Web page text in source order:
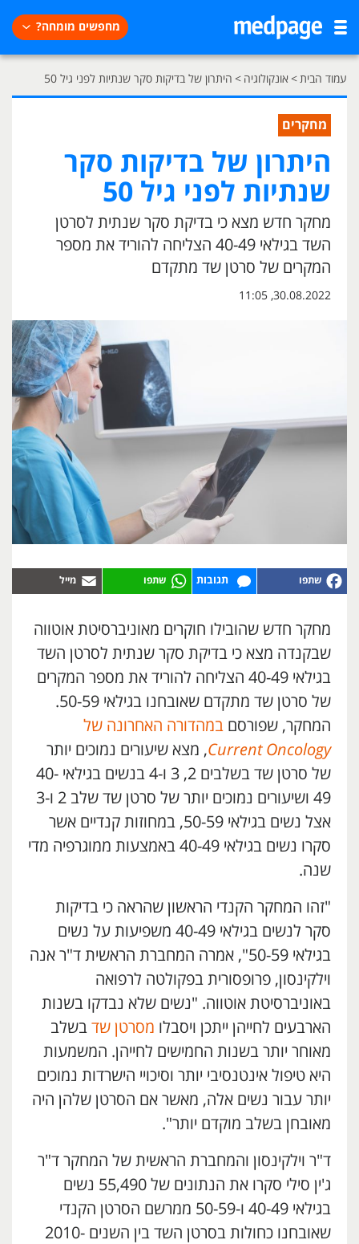
מחפשים מומחה?
עמוד הבית> אונקולוגיה > היתרון של בדיקות סקר שנתיות לפני גיל 50
מחקרים
היתרון של בדיקות סקר
שנתיות לפני גיל 50
מחקר חדש מצא כי בדיקת סקר שנתית לסרטן
השד בגילאי 40-49 הצליחה להוריד את מספר
המקרים של סרטן שד מתקדם
30.08.2022, 11:05
תגובות
מחקר חדש שהובילו חוקרים מאוניברסיטת אוטווה
שבקנדה מצא כי בדיקת סקר שנתית לסרטן השד
בגילאי 40-49 הצליחה להוריד את מספר המקרים
של סרטן שד מתקדם שאובחנו בגילאי 50-59.
המחקר, שפורסם במהדורה האחרונה של
Current Oncology, מצא שיעורים נמוכים יותר
של סרטן שד בשלבים 2, 3 ו-4 בנשים בגילאי 40-
49 ושיעורים נמוכים יותר של סרטן שד שלב 2 ו-3
אצל נשים בגילאי 50-59, במחוזות קנדיים אשר
סקרו נשים בגילאי 40-49 באמצעות ממוגרפיה מדי
שנה.
"זהו המחקר הקנדי הראשון שהראה כי בדיקות
סקר לנשים בגילאי 40-49 משפיעות על נשים
בגילאי 50-59", אמרה המחברת הראשית ד"ר אנה
וילקינסון, פרופסורית בפקולטה לרפואה
באוניברסיטת אוטווה. "נשים שלא נבדקו בשנות
הארבעים לחייהן ייתכן ויסבלו מסרטן שד בשלב
מאוחר יותר בשנות החמישים לחייהן. המשמעות
היא טיפול אינטנסיבי יותר וסיכויי הישרדות נמוכים
יותר עבור נשים אלה, מאשר אם הסרטן שלהן היה
מאובחן בשלב מוקדם יותר".
ד"ר וילקינסון והמחברת הראשית של המחקר ד"ר
ג'ין סילי סקרו את הנתונים של 55,490 נשים
בגילאי 40-49 ו-50-59 ממרשם הסרטן הקנדי
שאובחנו כחולות בסרטן השד בין השנים 2010-